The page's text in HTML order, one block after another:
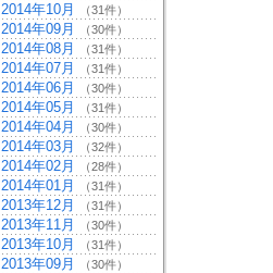
2014年10月 （31件）
2014年09月 （30件）
2014年08月 （31件）
2014年07月 （31件）
2014年06月 （30件）
2014年05月 （31件）
2014年04月 （30件）
2014年03月 （32件）
2014年02月 （28件）
2014年01月 （31件）
2013年12月 （31件）
2013年11月 （30件）
2013年10月 （31件）
2013年09月 （30件）